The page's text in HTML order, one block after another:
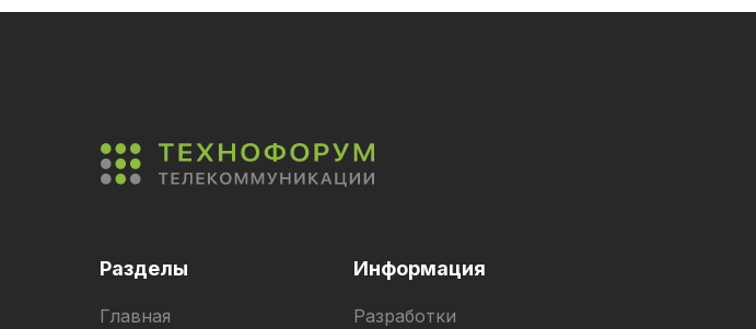
Разделы Информация
Главная
Разработки